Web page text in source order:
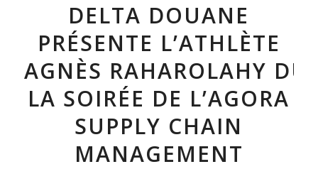
DELTA DOUANE
PRÉSENTE L’ATHLÈTE
AGNÈS RAHAROLAHY
LA SOIRÉE DE L’AGORA
SUPPLY CHAIN
MANAGEMENT